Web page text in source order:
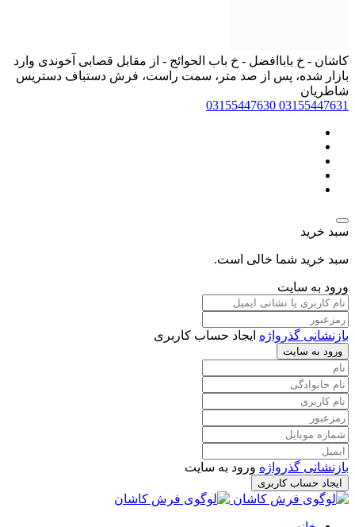
کاشان - خ باباافضل - خ باب الحوائج - از مقابل قصابی آخوندی وارد
بازار شده، پس از صد متر، سمت راست، فرش دستباف دستریس
شاطریان
03155447631
03155447630
سبد خرید
سبد خرید شما خالی است.
ورود به سایت
بازنشانی گذرواژه ایجاد حساب کاربری
ورود به سایت
بازنشانی گذرواژه ورود به سایت
ایجاد حساب کاربری